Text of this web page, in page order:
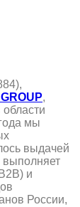
,
мы
выдачей
и
России,